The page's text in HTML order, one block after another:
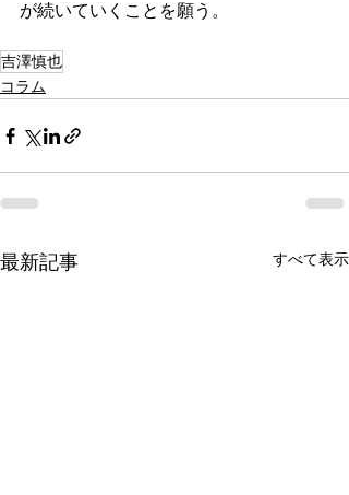
が続いていくことを願う。
吉澤慎也
コラム
最新記事 すべて表示